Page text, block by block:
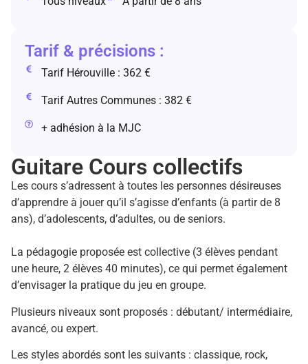
Tarif & précisions :
Tarif Hérouville : 362 €
Tarif Autres Communes : 382 €
+ adhésion à la MJC
Guitare Cours collectifs
Les cours s’adressent à toutes les personnes désireuses
d’apprendre à jouer qu’il s’agisse d’enfants (à partir de 8
ans), d’adolescents, d’adultes, ou de seniors.
La pédagogie proposée est collective (3 élèves pendant
une heure, 2 élèves 40 minutes), ce qui permet également
d’envisager la pratique du jeu en groupe.
Plusieurs niveaux sont proposés : débutant/ intermédiaire,
avancé, ou expert.
Les styles abordés sont les suivants : classique, rock,